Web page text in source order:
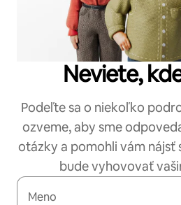
Neviete,
Podeľte sa o niekoľko
ozveme, aby sme
otázky a pomohli vám
bude vyhovovať
Meno